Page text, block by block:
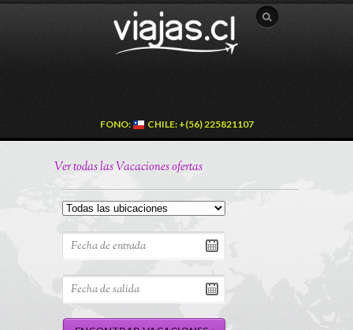
FONO: CHILE: +(56) 225821107
Ver todas las Vacaciones ofertas